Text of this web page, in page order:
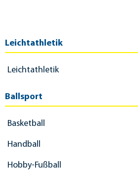
Leichtathletik
Leichtathletik
Ballsport
Basketball
Handball
Hobby-Fußball